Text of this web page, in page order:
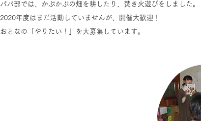
パパ部では、かぷかぷの畑を耕したり、焚き火遊びをしました。​
2020年度はまだ活動していませんが、開催大歓迎！
​おとなの「やりたい！」を大募集しています。